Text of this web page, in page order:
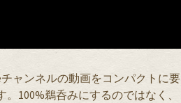
ャンネルの動画をコンパクトに要
100%鵜呑みにするのではなく、